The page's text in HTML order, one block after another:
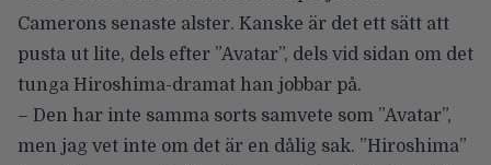
Camerons senaste alster. Kanske är det ett sätt att
pusta ut lite, dels efter ”Avatar”, dels vid sidan om det
tunga Hiroshima-dramat han jobbar på.
– Den har inte samma sorts samvete som ”Avatar”,
men jag vet inte om det är en dålig sak. ”Hiroshima”